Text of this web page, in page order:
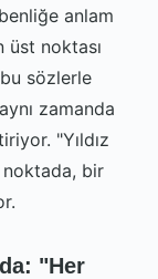
anlam
üst noktası
bu sözlerle
zamanda
"Yıldız
noktada, bir
"Her